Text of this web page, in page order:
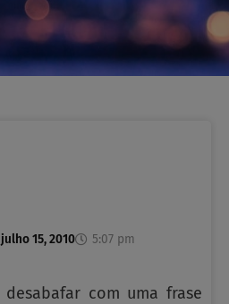
julho 15, 2010
5:07 pm
com uma frase